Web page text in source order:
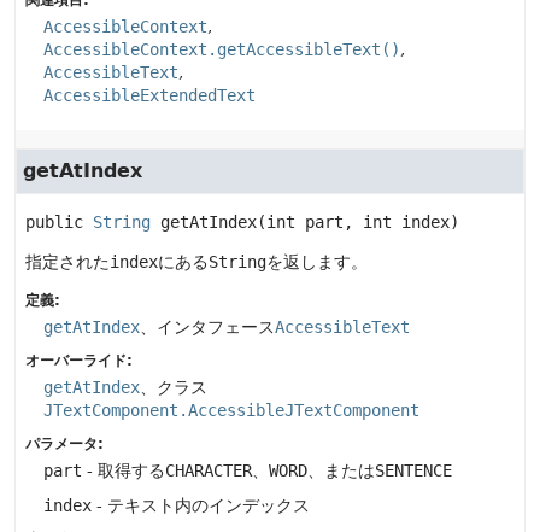
AccessibleContext
AccessibleContext.getAccessibleText()
AccessibleText
AccessibleExtendedText
getAtIndex
public String getAtIndex(int part, int index)
指定されたindexにあるStringを返します。
定義:
getAtIndex 、インタフェースAccessibleText
オーバーライド:
getAtIndex 、クラス
JTextComponent.AccessibleJTextComponent
パラメータ:
part - 取得するCHARACTER WORD 、またはSENTENCE
index - テキスト内のインデックス